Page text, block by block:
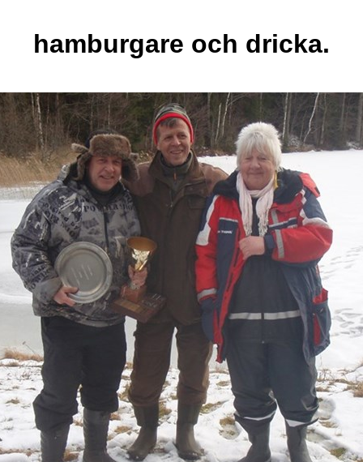
hamburgare och dricka.